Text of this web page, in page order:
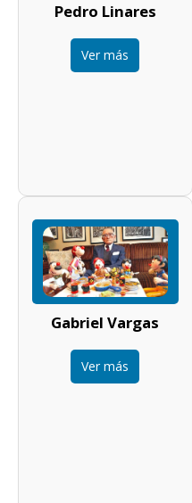
Pedro Linares
Ver más
Gabriel Vargas
Ver más